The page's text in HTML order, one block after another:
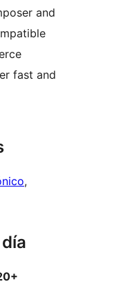
and
fast and